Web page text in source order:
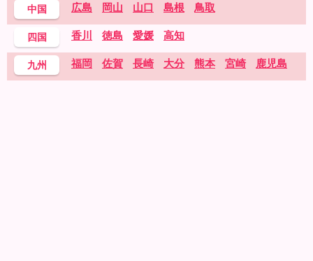
中国 広島 岡山 山口 島根 鳥取
四国 香川 徳島 愛媛 高知
九州 福岡 佐賀 長崎 大分 熊本 宮崎 鹿児島